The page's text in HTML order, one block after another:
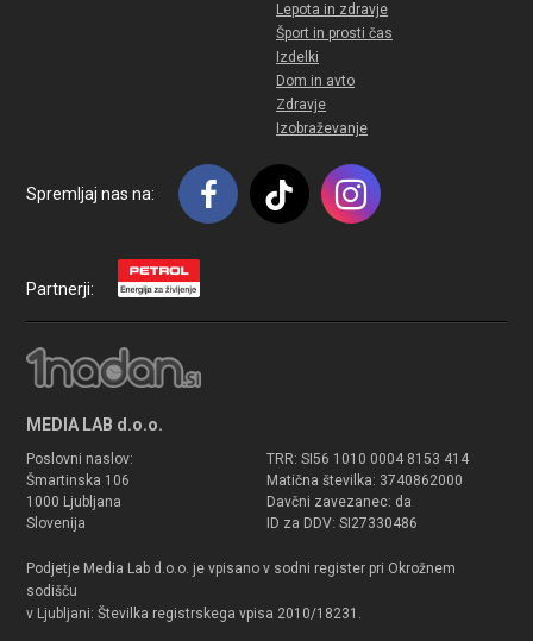
Lepota in zdravje
Šport in prosti čas
Izdelki
Dom in avto
Zdravje
Izobraževanje
Spremljaj nas na:
Partnerji:
MEDIA LAB d.o.o.
Poslovni naslov:
Šmartinska 106
1000 Ljubljana
Slovenija
TRR: SI56 1010 0004 8153 414
Matična številka: 3740862000
Davčni zavezanec: da
ID za DDV: SI27330486
Podjetje Media Lab d.o.o. je vpisano v sodni register pri Okrožnem
sodišču
v Ljubljani: Številka registrskega vpisa 2010/18231.